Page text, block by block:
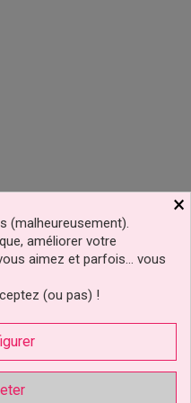
×
(malheureusement).
améliorer votre
aimez et parfois… vous
(ou pas) !